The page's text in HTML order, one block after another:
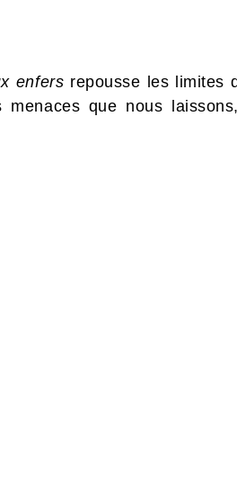
enfers repousse les limites
que nous